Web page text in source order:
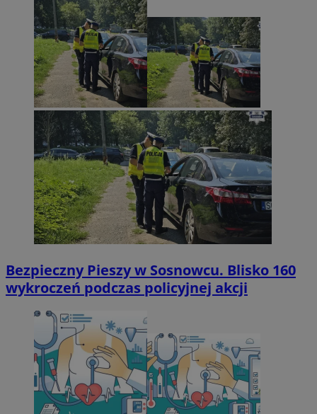
Bezpieczny Pieszy w Sosnowcu. Blisko 160
wykroczeń podczas policyjnej akcji